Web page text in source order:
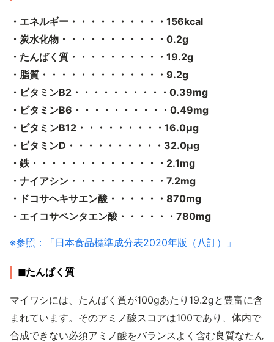
・エネルギー・・・・・・・・・・156kcal
・炭水化物・・・・・・・・・・・0.2g
・たんぱく質・・・・・・・・・・19.2g
・脂質・・・・・・・・・・・・・9.2g
・ビタミンB2・・・・・・・・・・0.39mg
・ビタミンB6・・・・・・・・・・0.49mg
・ビタミンB12・・・・・・・・・16.0μg
・ビタミンD・・・・・・・・・・32.0μg
・鉄・・・・・・・・・・・・・・2.1mg
・ナイアシン・・・・・・・・・・7.2mg
・ドコサヘキサエン酸・・・・・・870mg
・エイコサペンタエン酸・・・・・・780mg
※参照：「日本食品標準成分表2020年版（八訂）」
◼︎たんぱく質
マイワシには、たんぱく質が100gあたり19.2gと豊富に含
まれています。そのアミノ酸スコアは100であり、体内で
合成できない必須アミノ酸をバランスよく含む良質なたん